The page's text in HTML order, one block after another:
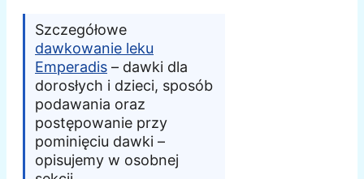
Szczegółowe
dawkowanie leku
Emperadis – dawki dla
dorosłych i dzieci, sposób
podawania oraz
postępowanie przy
pominięciu dawki –
opisujemy w osobnej